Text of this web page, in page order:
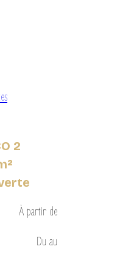
2
À partir de
Du au